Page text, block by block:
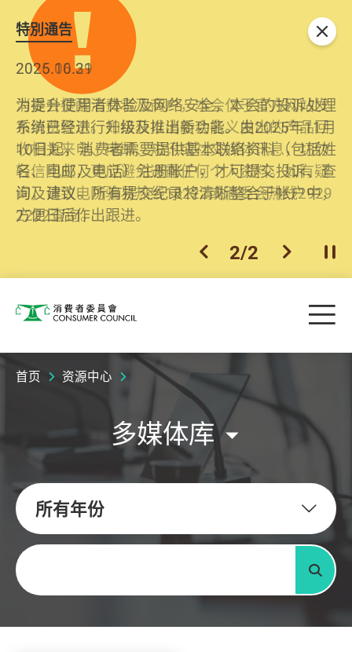
特別通告
2026.06.29
消委会提醒消费者及商户，本会仅于官方网站发
布消费警示。如接获以消委会名义发出的产品回
收相关来电、电邮、短讯或社交媒体讯息，切勿
轻信回应，更应避免透露任何个人资料。如有疑
问，请致电防骗易热线18222或消委会热线2929
2222查询。
2025.10.31
为提升使用者体验及网络安全，本会的投诉处理
系统已经进行升级及推出新功能。由2025年11月
10日起，消费者需要提供基本联络资料（包括姓
名、电邮及电话）注册帐户，才可提交投诉、查
询及建议。所有提交纪录将清晰整合于帐户中，
方便日后作出跟进。
上一个
2/2 下一个开
关闭
消费者委员会 目
首页 资源中心
多媒体库
所有年份
关键字
搜寻